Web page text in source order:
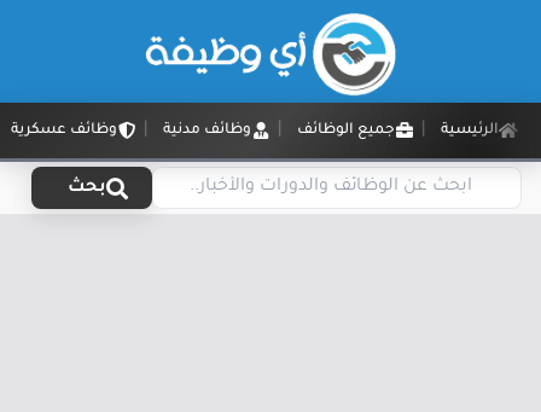
الرئيسية جميع الوظائف وظائف مدنية وظائف عسكرية
بحث